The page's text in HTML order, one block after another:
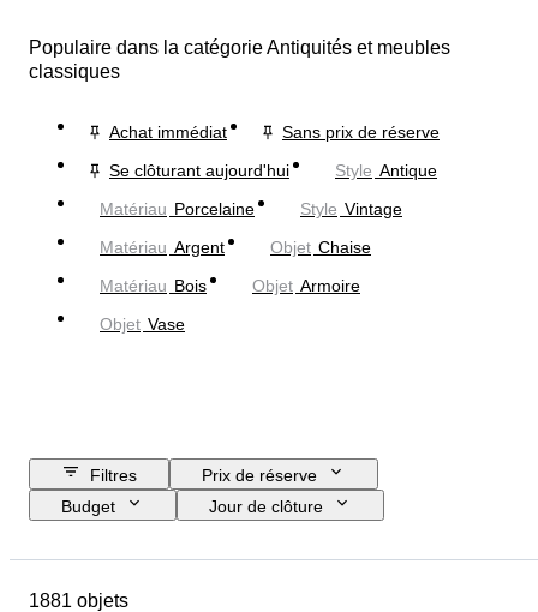
Populaire dans la catégorie Antiquités et meubles
classiques
Achat immédiat
Sans prix de réserve
Se clôturant aujourd'hui
Style Antique
Matériau Porcelaine Style Vintage
Matériau Argent Objet Chaise
Matériau Bois Objet Armoire
Objet Vase
Filtres
Prix de réserve
Budget
Jour de clôture
Pays d’origine
1881 objets